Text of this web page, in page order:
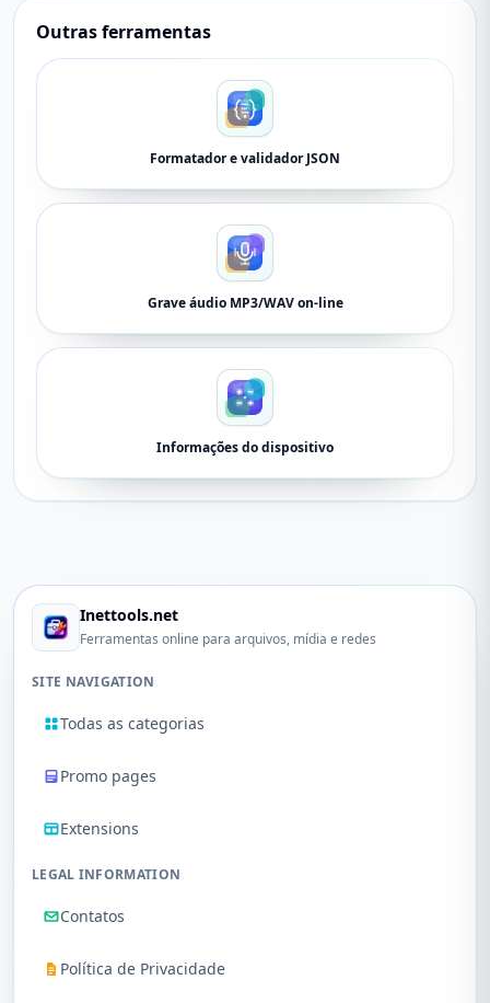
Outras ferramentas
Formatador e validador JSON
Grave áudio MP3/WAV on-line
Informações do dispositivo
Inettools.net
Ferramentas online para arquivos, mídia e redes
SITE NAVIGATION
Todas as categorias
Promo pages
Extensions
LEGAL INFORMATION
Contatos
Política de Privacidade